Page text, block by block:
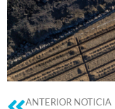
ANTERIOR NOTICIA